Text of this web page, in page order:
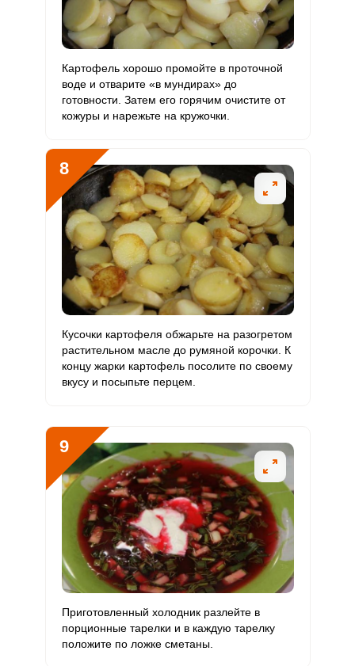
Картофель хорошо промойте в проточной
воде и отварите «в мундирах» до
готовности. Затем его горячим очистите от
кожуры и нарежьте на кружочки.
8
Кусочки картофеля обжарьте на разогретом
растительном масле до румяной корочки. К
концу жарки картофель посолите по своему
вкусу и посыпьте перцем.
9
Приготовленный холодник разлейте в
порционные тарелки и в каждую тарелку
положите по ложке сметаны.